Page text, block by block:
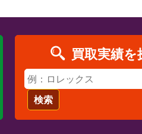
買取実績を
検索